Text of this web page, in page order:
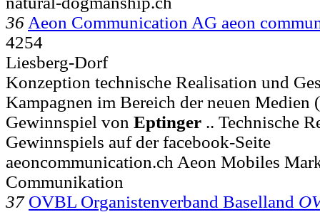
36 Aeon Communication AG aeon
4254
Liesberg-Dorf
Konzeption technische Realisation und
Kampagnen im Bereich der neuen Medien
Gewinnspiel von Eptinger .. Technische
Gewinnspiels auf der facebook-Seite
aeoncommunication.ch Aeon Mobiles
Communikation
37 OVBL Organistenverband Baselland